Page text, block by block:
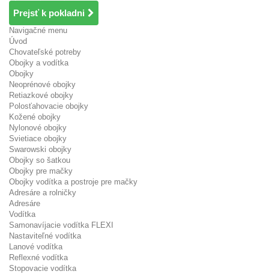
Prejsť k pokladni
Navigačné menu
Úvod
Chovateľské potreby
Obojky a vodítka
Obojky
Neoprénové obojky
Retiazkové obojky
Polosťahovacie obojky
Kožené obojky
Nylonové obojky
Svietiace obojky
Swarowski obojky
Obojky so šatkou
Obojky pre mačky
Obojky vodítka a postroje pre mačky
Adresáre a rolničky
Adresáre
Vodítka
Samonavíjacie vodítka FLEXI
Nastaviteľné vodítka
Lanové vodítka
Reflexné vodítka
Stopovacie vodítka